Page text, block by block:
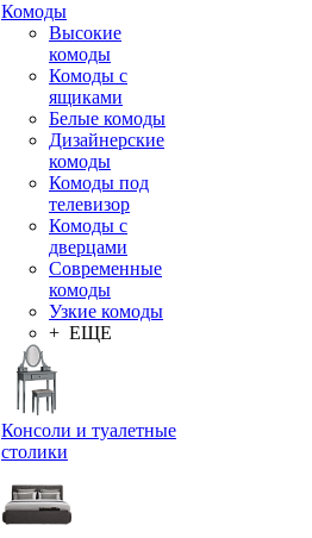
Комоды
Высокие
комоды
Комоды с
ящиками
Белые комоды
Дизайнерские
комоды
Комоды под
телевизор
Комоды с
дверцами
Современные
комоды
Узкие комоды
+ ЕЩЕ
Консоли и туалетные
столики